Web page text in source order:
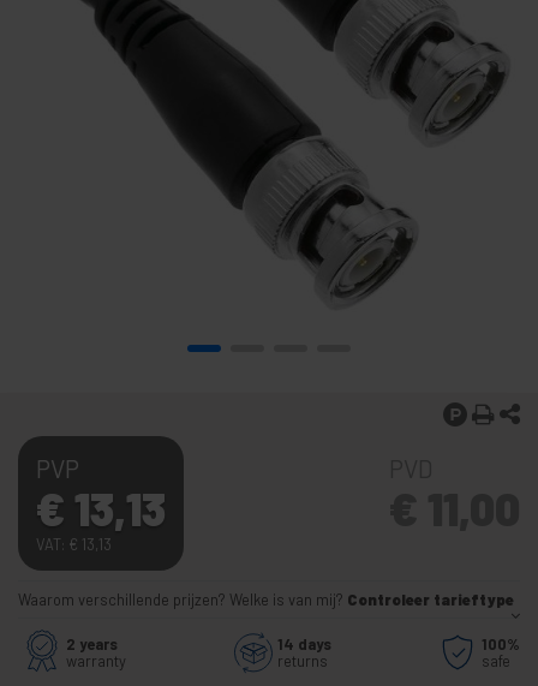
PVP
€ 13,13
VAT: € 13,13
Waarom verschillende prijzen? Welke is van mij? Controleer tarieftype
2 years
warranty
14 days
returns
100%
safe